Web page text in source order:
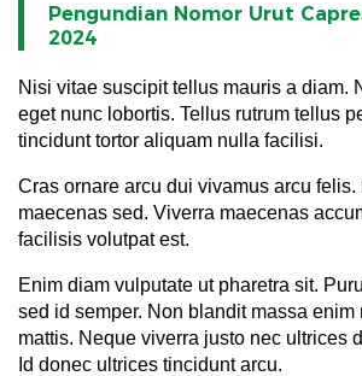
Pengundian Nomor Urut
2024
Nisi vitae suscipit tellus mauris a diam.
eget nunc lobortis. Tellus rutrum tellus
tincidunt tortor aliquam nulla facilisi.
Cras ornare arcu dui vivamus arcu felis.
maecenas sed. Viverra maecenas
facilisis volutpat est.
Enim diam vulputate ut pharetra sit.
sed id semper. Non blandit massa enim
mattis. Neque viverra justo nec ultrices
Id donec ultrices tincidunt arcu.